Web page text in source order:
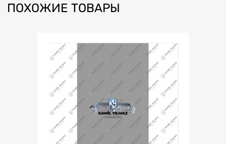
ПОХОЖИЕ ТОВАРЫ